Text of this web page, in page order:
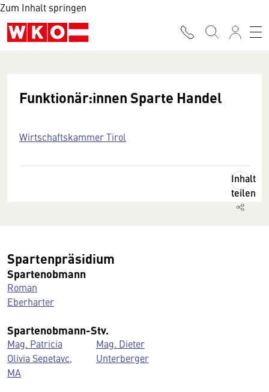
Zum Inhalt springen
Funktionär:innen Sparte Handel
Wirtschaftskammer Tirol
Inhalt
teilen
Spartenpräsidium
Spartenobmann
Roman
Eberharter
Spartenobmann-Stv.
Mag. Patricia
Olivia Sepetavc,
MA
Mag. Dieter
Unterberger